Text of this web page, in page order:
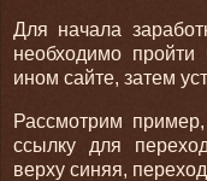
Для начала
необходимо
ином сайте, затем
Рассмотрим
ссылку для
верху синяя,